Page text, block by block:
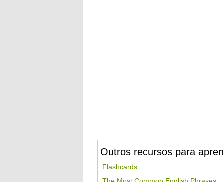
Outros recursos para
Flashcards